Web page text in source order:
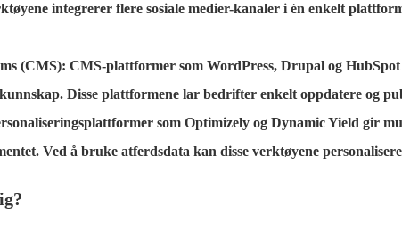
integrerer flere sosiale medier-kanaler i én enkelt
(CMS): CMS-plattformer som WordPress, Drupal og
Disse plattformene lar bedrifter enkelt oppdatere og
som Optimizely og Dynamic Yield gir
Ved å bruke atferdsdata kan disse verktøyene